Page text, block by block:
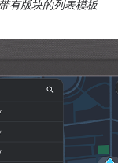
带有版块的列表模板